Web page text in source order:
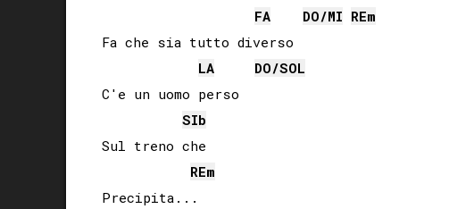
FA
DO/MI REm
Fa che sia tutto diverso
LA
DO/SOL
C'e un uomo perso
SIb
Sul treno che
REm
Precipita...